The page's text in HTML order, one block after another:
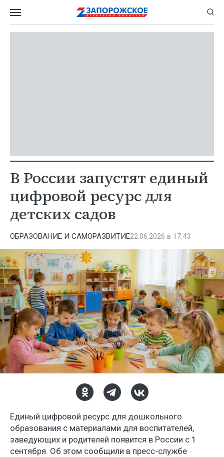
В России запустят единый
цифровой ресурс для
детских садов
ОБРАЗОВАНИЕ И САМОРАЗВИТИЕ22.06.2026 в 17:43
Единый цифровой ресурс для дошкольного
образования с материалами для воспитателей,
заведующих и родителей появится в России с 1
сентября. Об этом сообщили в пресс-службе